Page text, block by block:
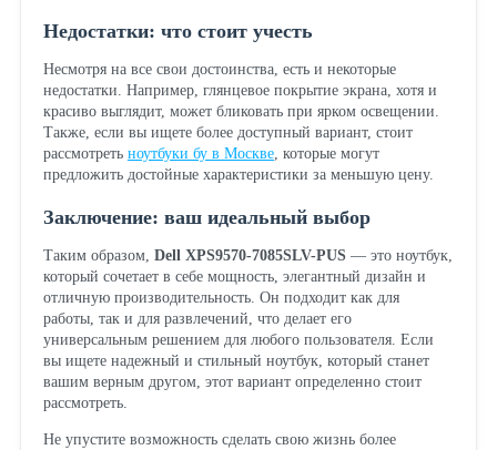
Недостатки: что стоит учесть
Несмотря на все свои достоинства, есть и некоторые
недостатки. Например, глянцевое покрытие экрана, хотя и
красиво выглядит, может бликовать при ярком освещении.
Также, если вы ищете более доступный вариант, стоит
рассмотреть ноутбуки бу в Москве, которые могут
предложить достойные характеристики за меньшую цену.
Заключение: ваш идеальный выбор
Таким образом, Dell XPS9570-7085SLV-PUS— это ноутбук,
который сочетает в себе мощность, элегантный дизайн и
отличную производительность. Он подходит как для
работы, так и для развлечений, что делает его
универсальным решением для любого пользователя. Если
вы ищете надежный и стильный ноутбук, который станет
вашим верным другом, этот вариант определенно стоит
рассмотреть.
Не упустите возможность сделать свою жизнь более